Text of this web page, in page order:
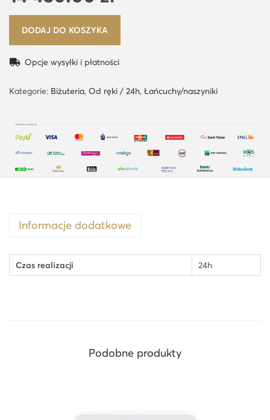
DODAJ DO KOSZYKA
Opcje wysyłki i płatności
Kategorie: Biżuteria, Od ręki / 24h, Łańcuchy/naszyniki
Informacje dodatkowe
Czas realizacji 24h
Podobne produkty